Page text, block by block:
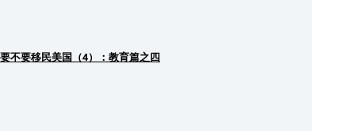
要不要移民美国（4）：教育篇之四